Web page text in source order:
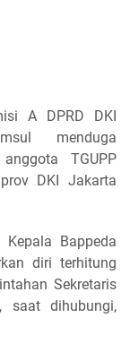
A DPRD DKI
menduga
TGUPP
DKI Jakarta
Bappeda
diri terhitung
Sekretaris
saat dihubungi,